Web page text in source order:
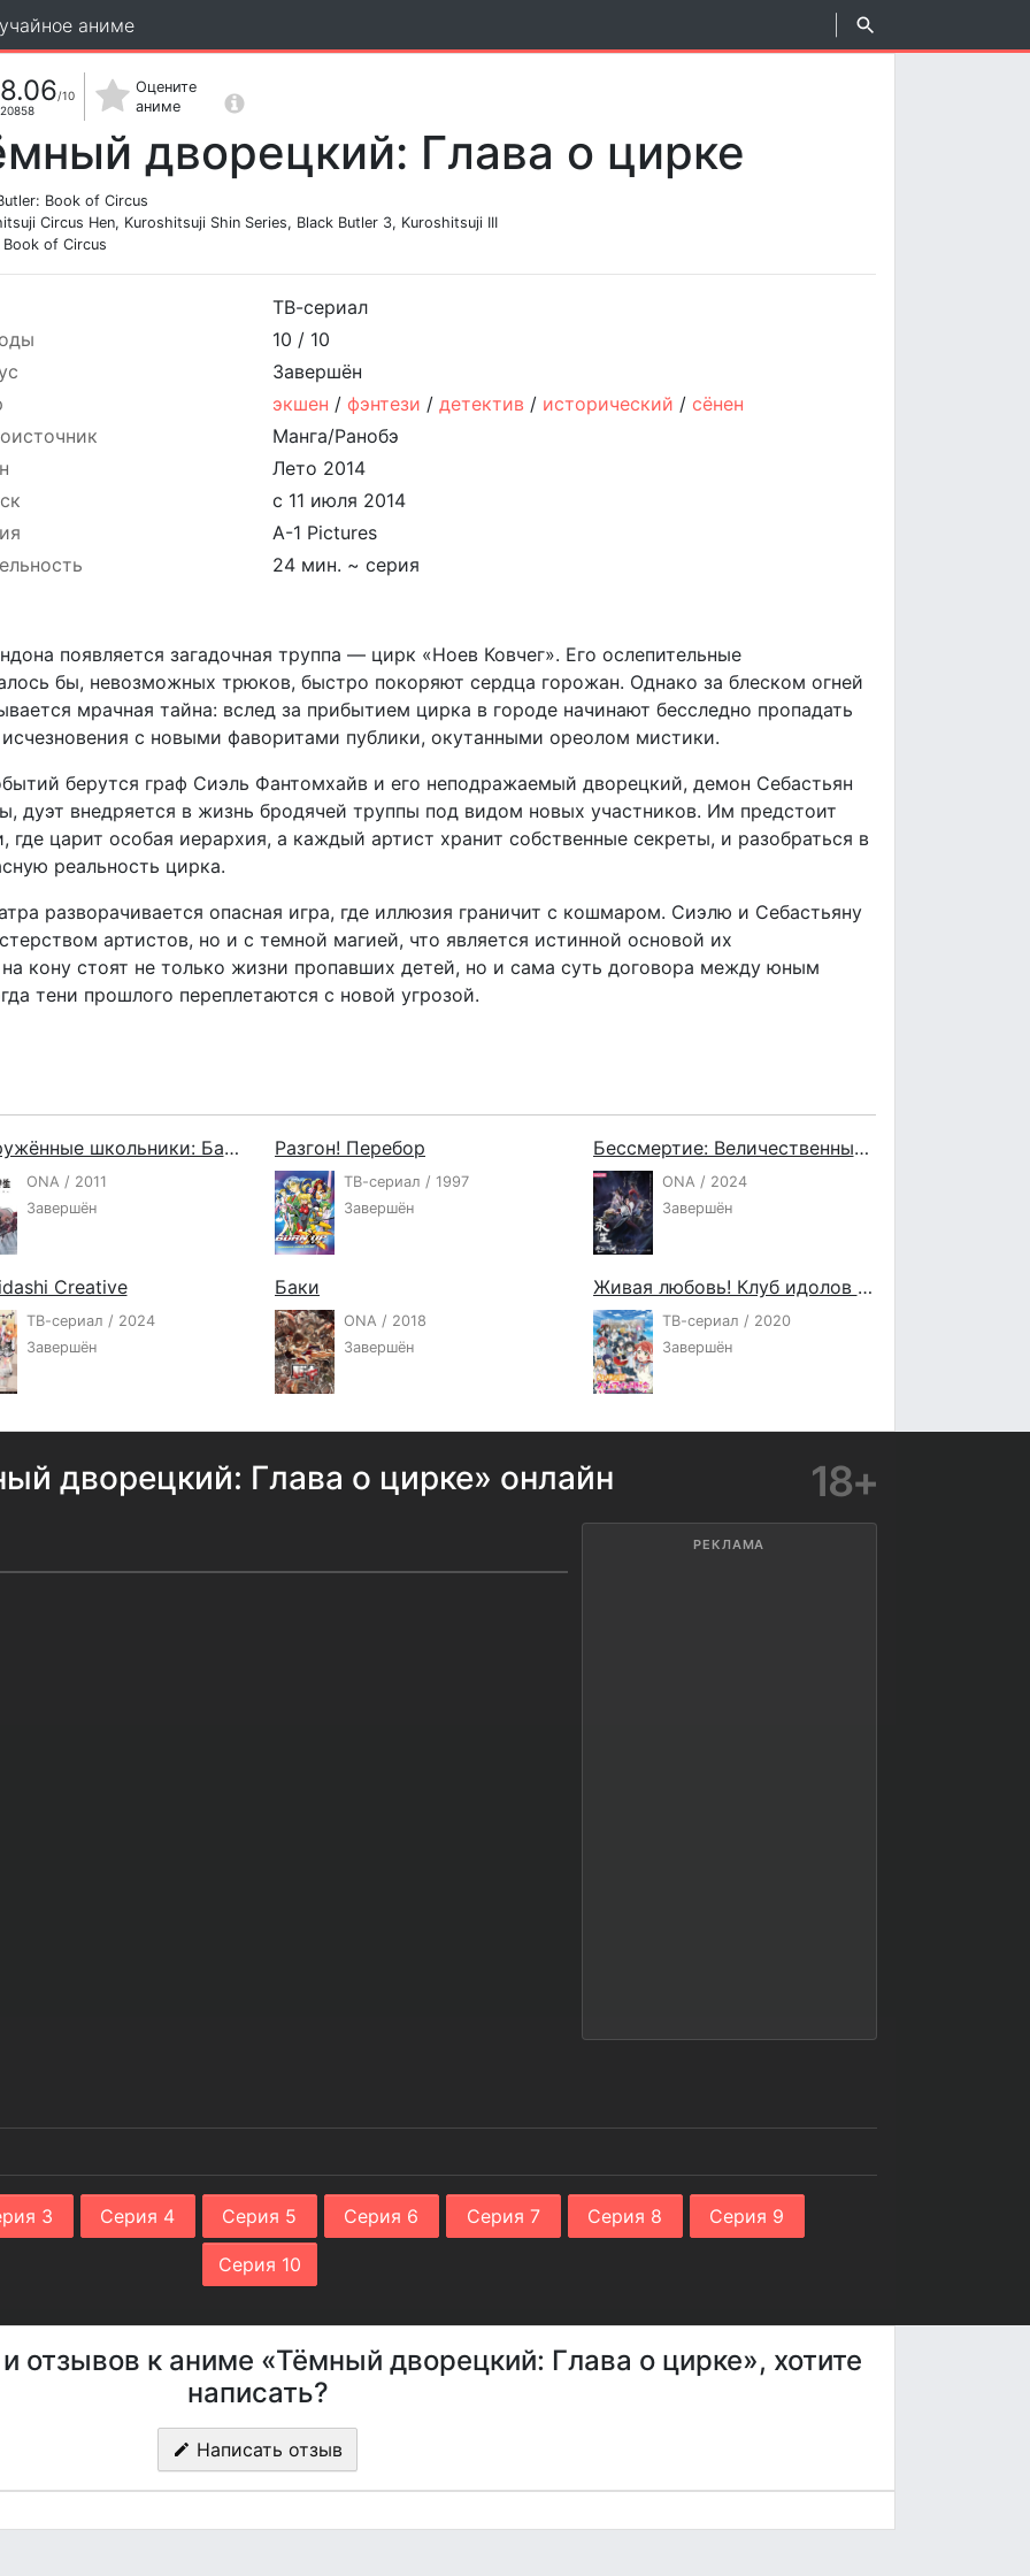
аниме
8.06/10
20858
Оцените
аниме
дворецкий: Глава о цирке
Book of Circus
Circus Hen, Kuroshitsuji Shin Series, Black Butler 3, Kuroshitsuji III
Book of Circus
ТВ-сериал
10 / 10
Завершён
экшен /фэнтези /детектив / исторический /сёнен
Манга/Ранобэ
Лето 2014
с 11 июля 2014
A-1 Pictures
24 мин. ~ серия
появляется загадочная труппа — цирк «Ноев Ковчег». Его ослепительные
бы, невозможных трюков, быстро покоряют сердца горожан. Однако за блеском огней
мрачная тайна: вслед за прибытием цирка в городе начинают бесследно пропадать
с новыми фаворитами публики, окутанными ореолом мистики.
берутся граф Сиэль Фантомхайв и его неподражаемый дворецкий, демон Себастьян
дуэт внедряется в жизнь бродячей труппы под видом новых участников. Им предстоит
где царит особая иерархия, а каждый артист хранит собственные секреты, и разобраться в
реальность цирка.
разворачивается опасная игра, где иллюзия граничит с кошмаром. Сиэлю и Себастьяну
артистов, но и с темной магией, что является истинной основой их
кону стоят не только жизни пропавших детей, но и сама суть договора между юным
тени прошлого переплетаются с новой угрозой.
Вооружённые школьники: Баскет-армия
ONA / 2011
Завершён
Разгон! Перебор
ТВ-сериал / 1997
Завершён
Бессмертие: Величественные горы и реки
ONA / 2024
Завершён
Creative
ТВ-сериал / 2024
Завершён
Баки
ONA / 2018
Завершён
Живая любовь! Клуб идолов старшей школы Нидзигасаки
ТВ-сериал / 2020
Завершён
дворецкий: Глава о цирке» онлайн 18+
РЕКЛАМА
3 Серия 4 Серия 5 Серия 6 Серия 7 Серия 8 Серия 9
Серия 10
отзывов к аниме «Тёмный дворецкий: Глава о цирке», хотите
написать?
Написать отзыв